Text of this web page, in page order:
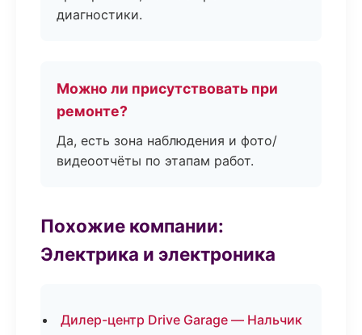
диагностики.
Можно ли присутствовать при
ремонте?
Да, есть зона наблюдения и фото/
видеоотчёты по этапам работ.
Похожие компании:
Электрика и электроника
Дилер-центр Drive Garage — Нальчик